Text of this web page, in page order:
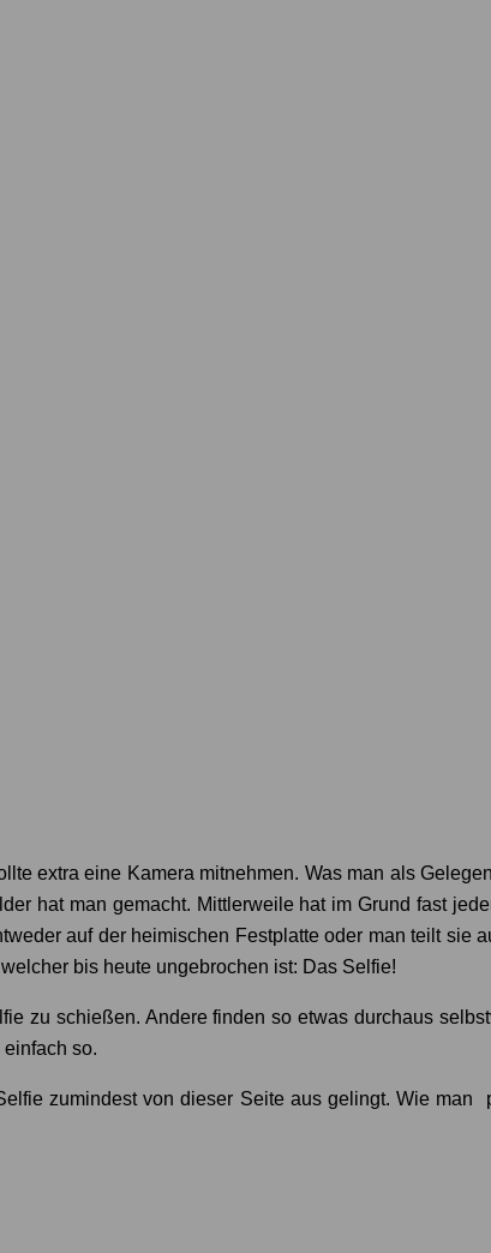
extra eine Kamera mitnehmen. Was man als
hat man gemacht. Mittlerweile hat im Grund fast
auf der heimischen Festplatte oder man teilt sie
bis heute ungebrochen ist: Das Selfie!
zu schießen. Andere finden so etwas durchaus
so.
zumindest von dieser Seite aus gelingt. Wie man